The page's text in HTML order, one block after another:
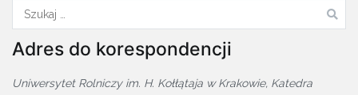
Szukaj:
Adres do korespondencji
Uniwersytet Rolniczy im. H. Kołłątaja w Krakowie, Katedra